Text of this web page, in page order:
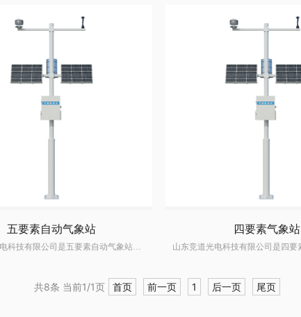
五要素自动气象站
山东竞道光电科技有限公司是五要素自动气象站区域自动气象站生产厂家,掌握区域自动气象站生产研发技术,区域自动气象站价格优惠,质量可靠,深受国内外客户的信赖
四要素气象站
共8条 当前1/1页 首页 前一页 1 后一页 尾页